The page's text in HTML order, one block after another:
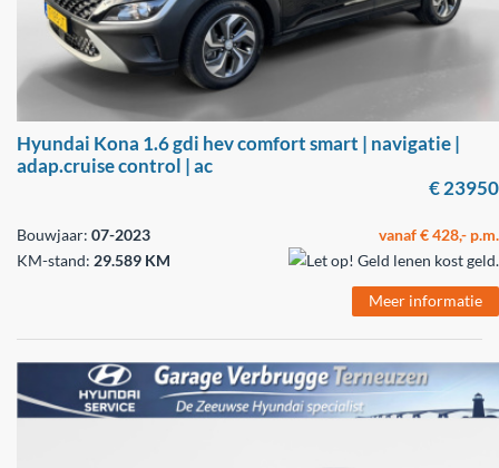
Hyundai Kona 1.6 gdi hev comfort smart | navigatie |
adap.cruise control | ac
€ 23950
Bouwjaar: 07-2023
KM-stand: 29.589 KM
vanaf € 428,- p.m.
Meer informatie